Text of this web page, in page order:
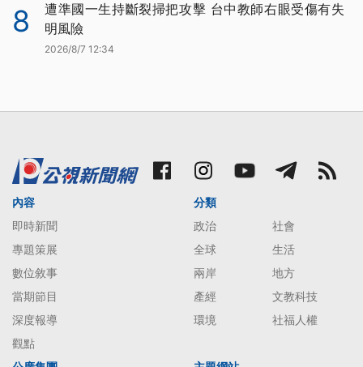
8
遭準國一生持斷裂掃把攻擊 台中教師右眼受傷有失
明風險
2026/8/7 12:34
內容
即時新聞
專題策展
數位敘事
當期節目
深度報導
觀點
分類
政治
社會
全球
生活
兩岸
地方
產經
文教科技
環境
社福人權